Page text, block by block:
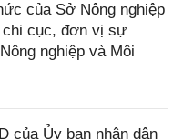
của Sở Nông nghiệp
cục, đơn vị sự
nghiệp và Môi
của Ủy ban nhân dân